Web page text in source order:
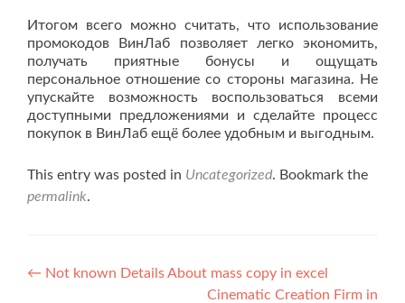
Итогом всего можно считать, что использование
промокодов ВинЛаб позволяет легко экономить,
получать приятные бонусы и ощущать
персональное отношение со стороны магазина. Не
упускайте возможность воспользоваться всеми
доступными предложениями и сделайте процесс
покупок в ВинЛаб ещё более удобным и выгодным.
This entry was posted in Uncategorized. Bookmark the
permalink.
Post navigation
← Not known Details About mass copy in excel
Cinematic Creation Firm in